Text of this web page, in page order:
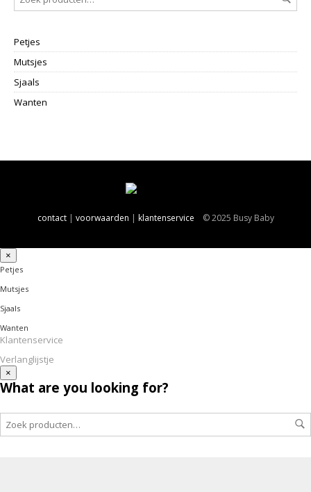
Petjes
Mutsjes
Sjaals
Wanten
contact| voorwaarden | klantenservice © 2025 Busy Baby
×
Petjes
Mutsjes
Sjaals
Wanten
Klantenservice
Verlanglijstje
×
What are you looking for?